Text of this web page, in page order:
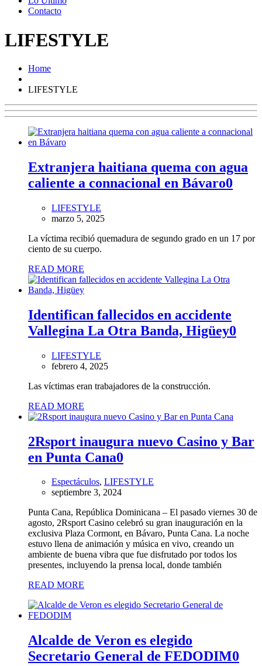
Contacto
LIFESTYLE
Home
LIFESTYLE
Extranjera haitiana quema con agua
caliente a connacional en Bávaro0
LIFESTYLE
marzo 5, 2025
La víctima recibió quemadura de segundo grado en un 17 por
ciento de su cuerpo.
READ MORE
Identifican fallecidos en accidente
Vallegina La Otra Banda, Higüey0
LIFESTYLE
febrero 4, 2025
Las víctimas eran trabajadores de la construcción.
READ MORE
2Rsport inaugura nuevo Casino y Bar
en Punta Cana0
Espectáculos, LIFESTYLE
septiembre 3, 2024
Punta Cana, República Dominicana – El pasado viernes 30 de
agosto, 2Rsport Casino celebró su gran inauguración en la
exclusiva Plaza Cormont, en Bávaro, Punta Cana. La noche
estuvo llena de animación y música en vivo, creando un
ambiente de buena vibra que fue disfrutado por todos los
presentes, incluyendo la prensa local, donde también
READ MORE
Alcalde de Veron es elegido
Secretario General de FEDODIM0